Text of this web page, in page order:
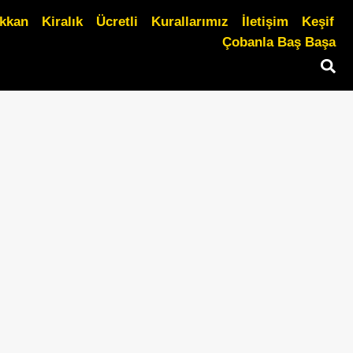
Kiralık Ücretli Kurallarımız İletişim
Keşif
Çobanla Baş Başa